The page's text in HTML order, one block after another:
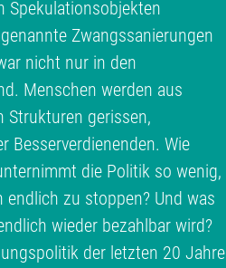
Spekulationsobjekten
Zwangssanierungen
nicht nur in den
Menschen werden aus
Strukturen gerissen,
Besserverdienenden. Wie
die Politik so wenig,
zu stoppen? Und was
wieder bezahlbar wird?
der letzten 20 Jahre